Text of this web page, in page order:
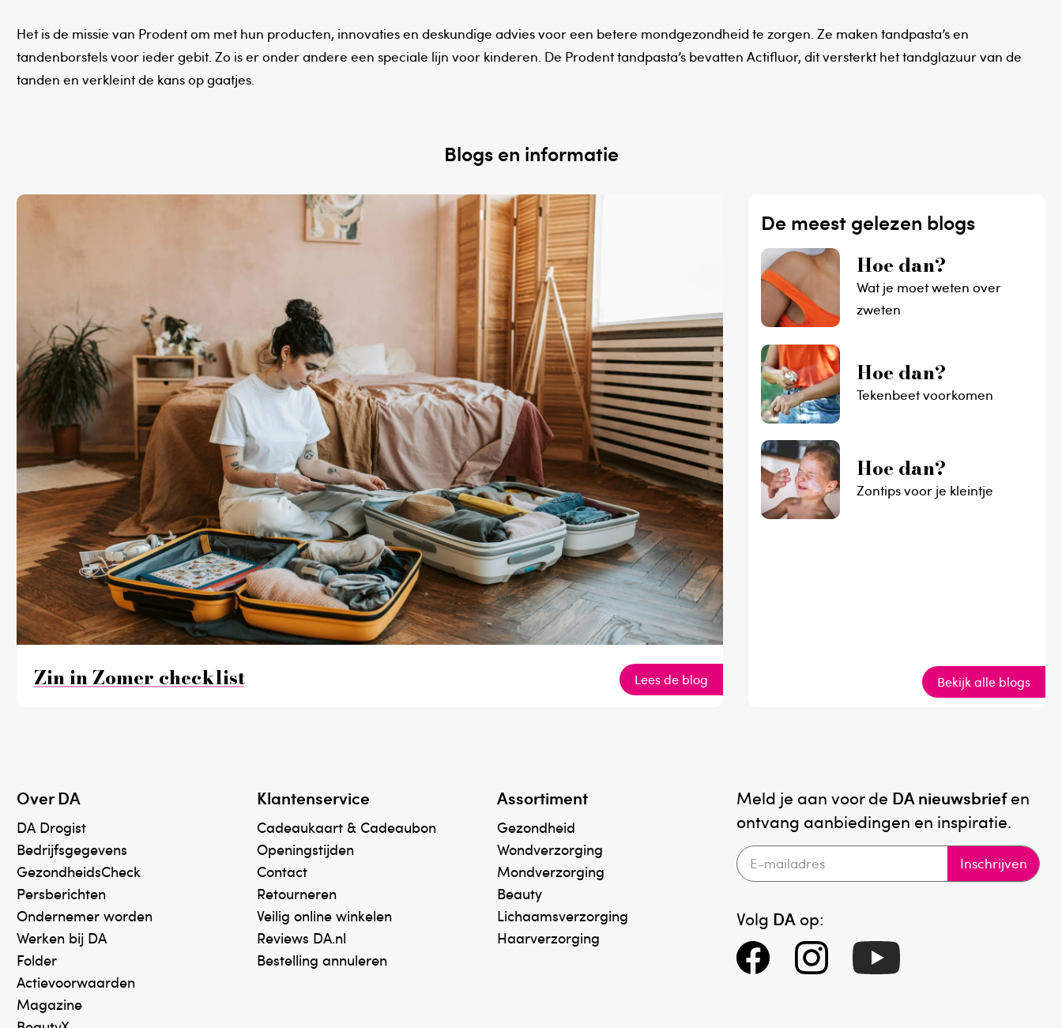
Het is de missie van Prodent om met hun producten, innovaties en deskundige advies voor een betere mondgezondheid te zorgen. Ze maken tandpasta’s en
tandenborstels voor ieder gebit. Zo is er onder andere een speciale lijn voor kinderen. De Prodent tandpasta’s bevatten Actifluor, dit versterkt het tandglazuur van de
tanden en verkleint de kans op gaatjes.
Blogs en informatie
Zin in Zomer checklist Lees de blog
De meest gelezen blogs
Hoe dan?
Wat je moet weten over
zweten
Hoe dan?
Tekenbeet voorkomen
Hoe dan?
Zontips voor je kleintje
Bekijk alle blogs
Over DA
DA Drogist
Bedrijfsgegevens
GezondheidsCheck
Persberichten
Ondernemer worden
Werken bij DA
Folder
Actievoorwaarden
Magazine
Klantenservice
Cadeaukaart & Cadeaubon
Openingstijden
Contact
Retourneren
Veilig online winkelen
Reviews DA.nl
Bestelling annuleren
Assortiment
Gezondheid
Wondverzorging
Mondverzorging
Beauty
Lichaamsverzorging
Haarverzorging
Meld je aan voor de DA nieuwsbriefen
ontvang aanbiedingen en inspiratie.
Inschrijven
Volg DA op: